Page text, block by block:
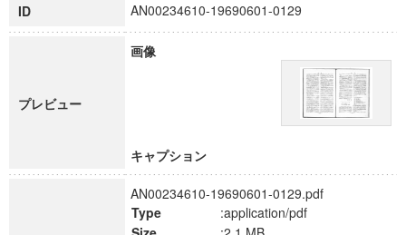
ID AN00234610-19690601-0129
プレビュー
画像
キャプション
AN00234610-19690601-0129.pdf
Type
:application/pdf